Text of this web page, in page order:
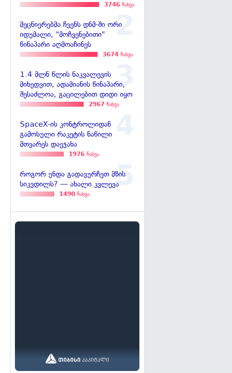
3746 ნახვა
მეცნიერებმა ჩვენს დნმ-ში ორი
იდუმალი, "მოჩვენებითი"
წინაპარი აღმოაჩინეს
3674 ნახვა
1.4 მლნ წლის ნაკვალევის
მიხედვით, ადამიანის წინაპარი,
შესაძლოა, გაცილებით დიდი იყო
2967 ნახვა
SpaceX-ის კონტროლიდან
გამოსული რაკეტის ნაწილი
მთვარეს დაეჯახა
1976 ნახვა
როგორ უნდა გადავურჩეთ მზის
სიკვდილს? — ახალი კვლევა
1490 ნახვა